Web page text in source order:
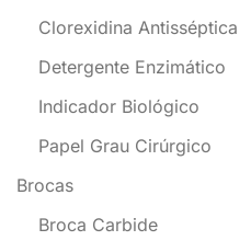
Clorexidina Antisséptica
Detergente Enzimático
Indicador Biológico
Papel Grau Cirúrgico
Brocas
Broca Carbide